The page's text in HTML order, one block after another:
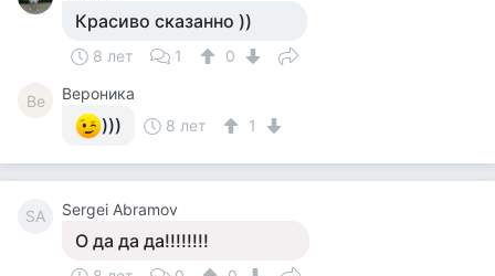
Красиво сказанно ))
8 лет 1 0
Ве Вероника
))) 8 лет 1
SA Sergei Abramov
О да да да!!!!!!!!